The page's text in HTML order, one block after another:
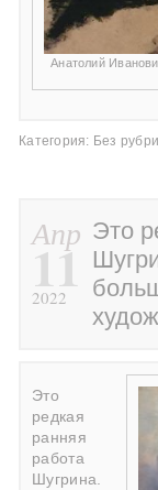
Анатолий
Категория: Без
Апр
11
2022
Это
Это
редкая
ранняя
работа
Шугрина.